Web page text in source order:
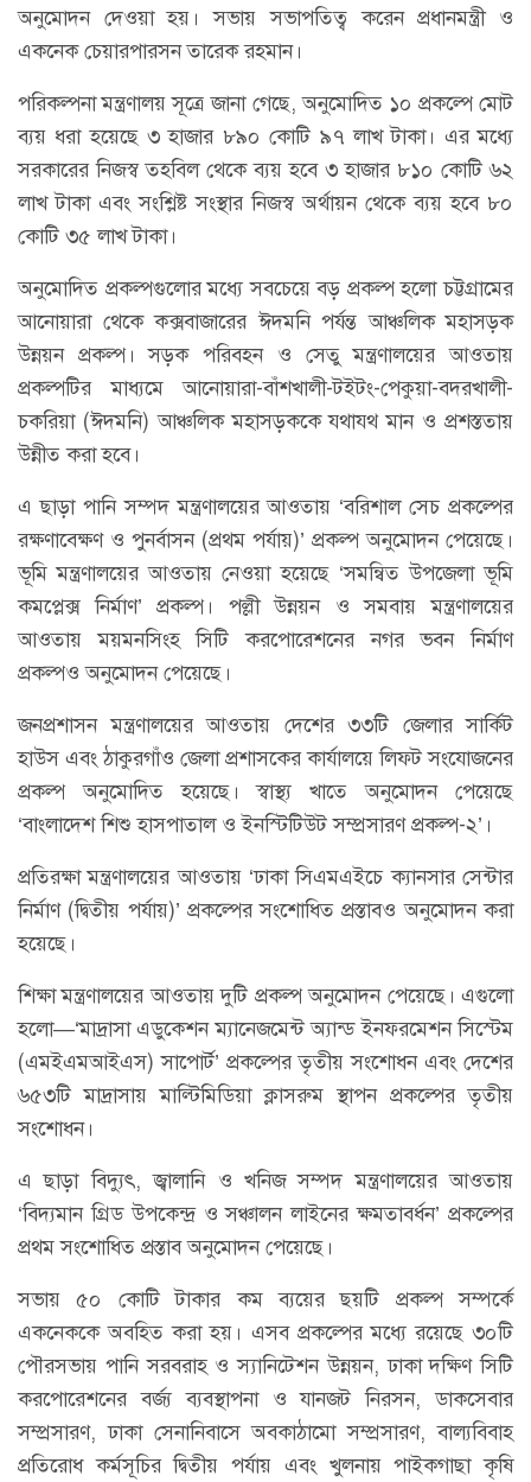
অনুমোদন দেওয়া হয়। সভায় সভাপতিত্ব করেন প্রধানমন্ত্রী ও
একনেক চেয়ারপারসন তারেক রহমান।
পরিকল্পনা মন্ত্রণালয় সূত্রে জানা গেছে, অনুমোদিত ১০ প্রকল্পে মোট
ব্যয় ধরা হয়েছে ৩ হাজার ৮৯০ কোটি ৯৭ লাখ টাকা। এর মধ্যে
সরকারের নিজস্ব তহবিল থেকে ব্যয় হবে ৩ হাজার ৮১০ কোটি ৬২
লাখ টাকা এবং সংশ্লিষ্ট সংস্থার নিজস্ব অর্থায়ন থেকে ব্যয় হবে ৮০
কোটি ৩৫ লাখ টাকা।
অনুমোদিত প্রকল্পগুলোর মধ্যে সবচেয়ে বড় প্রকল্প হলো চট্টগ্রামের
আনোয়ারা থেকে কক্সবাজারের ঈদমনি পর্যন্ত আঞ্চলিক মহাসড়ক
উন্নয়ন প্রকল্প। সড়ক পরিবহন ও সেতু মন্ত্রণালয়ের আওতায়
প্রকল্পটির মাধ্যমে আনোয়ারা-বাঁশখালী-টইটং-পেকুয়া-বদরখালী-
চকরিয়া (ঈদমনি) আঞ্চলিক মহাসড়ককে যথাযথ মান ও প্রশস্ততায়
উন্নীত করা হবে।
এ ছাড়া পানি সম্পদ মন্ত্রণালয়ের আওতায় ‘বরিশাল সেচ প্রকল্পের
রক্ষণাবেক্ষণ ও পুনর্বাসন (প্রথম পর্যায়)’ প্রকল্প অনুমোদন পেয়েছে।
ভূমি মন্ত্রণালয়ের আওতায় নেওয়া হয়েছে ‘সমন্বিত উপজেলা ভূমি
কমপ্লেক্স নির্মাণ’ প্রকল্প। পল্লী উন্নয়ন ও সমবায় মন্ত্রণালয়ের
আওতায় ময়মনসিংহ সিটি করপোরেশনের নগর ভবন নির্মাণ
প্রকল্পও অনুমোদন পেয়েছে।
জনপ্রশাসন মন্ত্রণালয়ের আওতায় দেশের ৩৩টি জেলার সার্কিট
হাউস এবং ঠাকুরগাঁও জেলা প্রশাসকের কার্যালয়ে লিফট সংযোজনের
প্রকল্প অনুমোদিত হয়েছে। স্বাস্থ্য খাতে অনুমোদন পেয়েছে
‘বাংলাদেশ শিশু হাসপাতাল ও ইনস্টিটিউট সম্প্রসারণ প্রকল্প-২’।
প্রতিরক্ষা মন্ত্রণালয়ের আওতায় ‘ঢাকা সিএমএইচে ক্যানসার সেন্টার
নির্মাণ (দ্বিতীয় পর্যায়)’ প্রকল্পের সংশোধিত প্রস্তাবও অনুমোদন করা
হয়েছে।
শিক্ষা মন্ত্রণালয়ের আওতায় দুটি প্রকল্প অনুমোদন পেয়েছে। এগুলো
হলো—‘মাদ্রাসা এডুকেশন ম্যানেজমেন্ট অ্যান্ড ইনফরমেশন সিস্টেম
(এমইএমআইএস) সাপোর্ট’ প্রকল্পের তৃতীয় সংশোধন এবং দেশের
৬৫৩টি মাদ্রাসায় মাল্টিমিডিয়া ক্লাসরুম স্থাপন প্রকল্পের তৃতীয়
সংশোধন।
এ ছাড়া বিদ্যুৎ, জ্বালানি ও খনিজ সম্পদ মন্ত্রণালয়ের আওতায়
‘বিদ্যমান গ্রিড উপকেন্দ্র ও সঞ্চালন লাইনের ক্ষমতাবর্ধন’ প্রকল্পের
প্রথম সংশোধিত প্রস্তাব অনুমোদন পেয়েছে।
সভায় ৫০ কোটি টাকার কম ব্যয়ের ছয়টি প্রকল্প সম্পর্কে
একনেককে অবহিত করা হয়। এসব প্রকল্পের মধ্যে রয়েছে ৩০টি
পৌরসভায় পানি সরবরাহ ও স্যানিটেশন উন্নয়ন, ঢাকা দক্ষিণ সিটি
করপোরেশনের বর্জ্য ব্যবস্থাপনা ও যানজট নিরসন, ডাকসেবার
সম্প্রসারণ, ঢাকা সেনানিবাসে অবকাঠামো সম্প্রসারণ, বাল্যবিবাহ
প্রতিরোধ কর্মসূচির দ্বিতীয় পর্যায় এবং খুলনায় পাইকগাছা কৃষি